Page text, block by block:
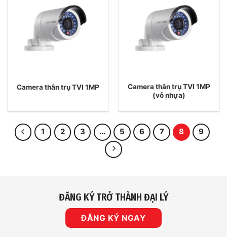
Camera thân trụ TVI 1MP
Camera thân trụ TVI 1MP
(vỏ nhựa)
1 2 3 … 5 6 7 8 9
ĐĂNG KÝ TRỞ THÀNH ĐẠI LÝ
ĐĂNG KÝ NGAY